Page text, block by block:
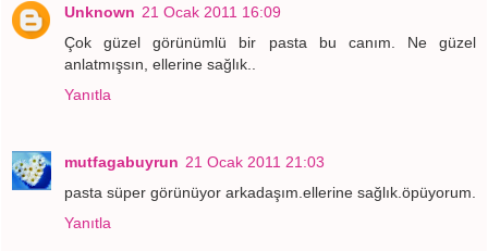
Unknown 21 Ocak 2011 16:09
Çok güzel görünümlü bir pasta bu canım. Ne güzel
anlatmışsın, ellerine sağlık..
Yanıtla
mutfagabuyrun 21 Ocak 2011 21:03
pasta süper görünüyor arkadaşım.ellerine sağlık.öpüyorum.
Yanıtla